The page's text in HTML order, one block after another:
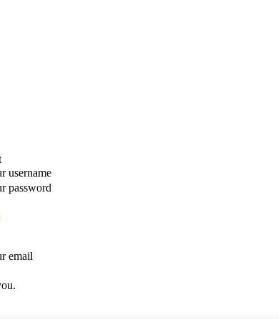
username
password
email